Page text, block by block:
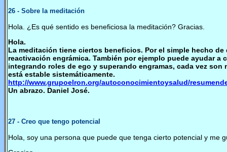
26 - Sobre la meditación
Hola. ¿Es qué sentido es beneficiosa la meditación? Gracias.
Hola.
La meditación tiene ciertos beneficios. Por el simple hecho
reactivación engrámica. También por ejemplo puede ayudar
integrando roles de ego y superando engramas, cada vez
está estable sistemáticamente.
http://www.grupoelron.org/autoconocimientoysalud/
Un abrazo. Daniel José.
27 - Creo que tengo potencial
Hola, soy una persona que puede que tenga cierto potencial y me